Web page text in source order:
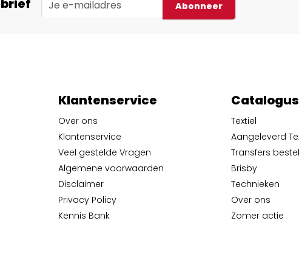
Abonneer
Klantenservice
Over ons
Klantenservice
Veel gestelde Vragen
Algemene voorwaarden
Disclaimer
Privacy Policy
Kennis Bank
Catalogus
Textiel
Aangeleverd
Transfers
Brisby
Technieken
Over ons
Zomer actie